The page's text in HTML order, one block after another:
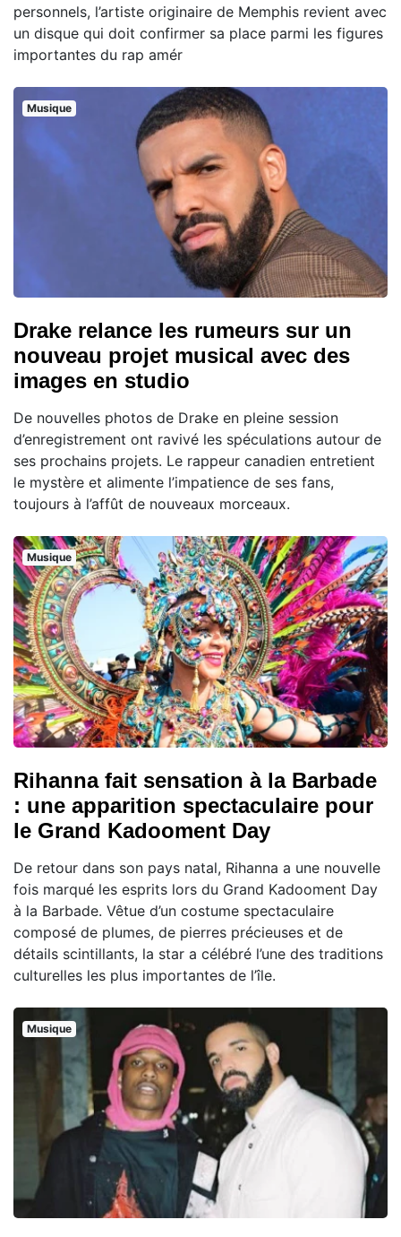
personnels, l’artiste originaire de Memphis revient avec
un disque qui doit confirmer sa place parmi les figures
importantes du rap amér
Musique
Drake relance les rumeurs sur un
nouveau projet musical avec des
images en studio
De nouvelles photos de Drake en pleine session
d’enregistrement ont ravivé les spéculations autour de
ses prochains projets. Le rappeur canadien entretient
le mystère et alimente l’impatience de ses fans,
toujours à l’affût de nouveaux morceaux.
Musique
Rihanna fait sensation à la Barbade
: une apparition spectaculaire pour
le Grand Kadooment Day
De retour dans son pays natal, Rihanna a une nouvelle
fois marqué les esprits lors du Grand Kadooment Day
à la Barbade. Vêtue d’un costume spectaculaire
composé de plumes, de pierres précieuses et de
détails scintillants, la star a célébré l’une des traditions
culturelles les plus importantes de l’île.
Musique